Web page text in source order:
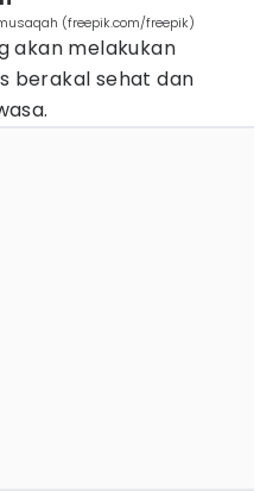
(freepik.com/freepik)
akan melakukan
berakal sehat dan